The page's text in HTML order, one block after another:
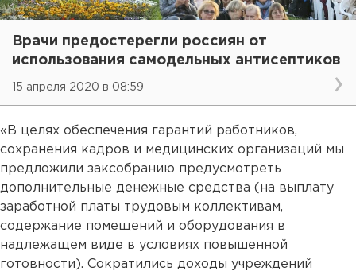
Врачи предостерегли россиян от
использования самодельных антисептиков
15 апреля 2020 в 08:59
«В целях обеспечения гарантий работников,
сохранения кадров и медицинских организаций мы
предложили заксобранию предусмотреть
дополнительные денежные средства (на выплату
заработной платы трудовым коллективам,
содержание помещений и оборудования в
надлежащем виде в условиях повышенной
готовности). Сократились доходы учреждений